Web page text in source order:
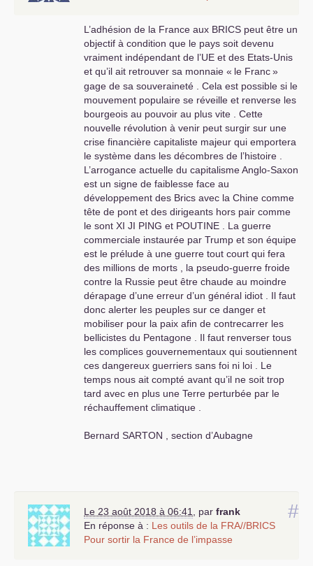
L’adhésion de la France aux BRICS peut être un
objectif à condition que le pays soit devenu
vraiment indépendant de l’UE et des Etats-Unis
et qu’il ait retrouver sa monnaie « le Franc»
gage de sa souveraineté . Cela est possible si le
mouvement populaire se réveille et renverse les
bourgeois au pouvoir au plus vite . Cette
nouvelle révolution à venir peut surgir sur une
crise financière capitaliste majeur qui emportera
le système dans les décombres de l’histoire .
L’arrogance actuelle du capitalisme Anglo-Saxon
est un signe de faiblesse face au
développement des Brics avec la Chine comme
tête de pont et des dirigeants hors pair comme
le sont XI JI PING et POUTINE . La guerre
commerciale instaurée par Trump et son équipe
est le prélude à une guerre tout court qui fera
des millions de morts , la pseudo-guerre froide
contre la Russie peut être chaude au moindre
dérapage d’une erreur d’un général idiot . Il faut
donc alerter les peuples sur ce danger et
mobiliser pour la paix afin de contrecarrer les
bellicistes du Pentagone . Il faut renverser tous
les complices gouvernementaux qui soutiennent
ces dangereux guerriers sans foi ni loi . Le
temps nous ait compté avant qu’il ne soit trop
tard avec en plus une Terre perturbée par le
réchauffement climatique .
Bernard SARTON , section d’Aubagne
#
Le 23 août 2018 à 06:41, par frank
En réponse à : Les outils de la FRA//BRICS
Pour sortir la France de l’impasse